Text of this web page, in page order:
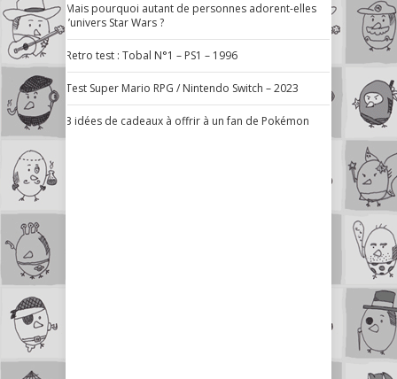
Mais pourquoi autant de personnes adorent-elles
l’univers Star Wars ?
Retro test : Tobal N°1 – PS1 – 1996
Test Super Mario RPG / Nintendo Switch – 2023
3 idées de cadeaux à offrir à un fan de Pokémon